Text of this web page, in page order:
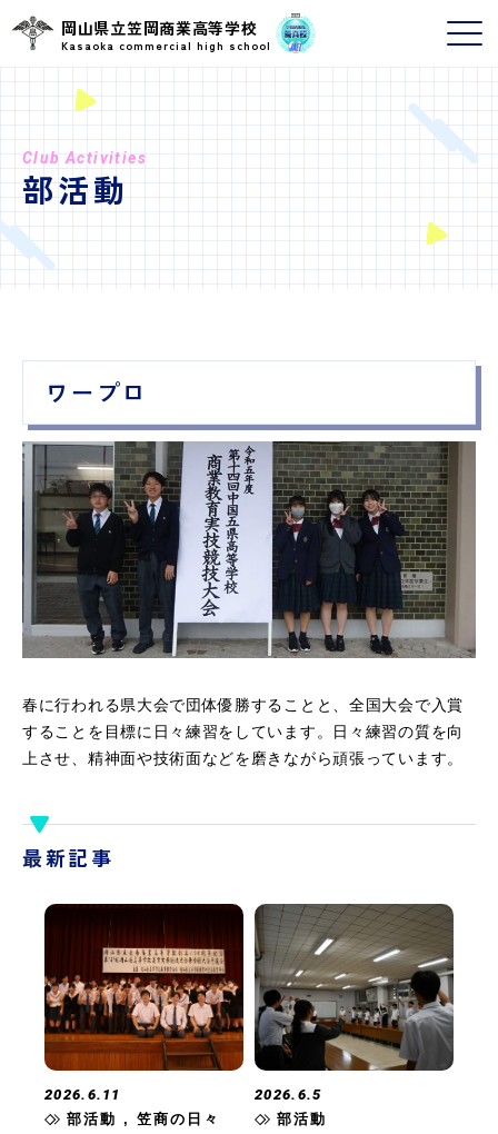
岡山県立笠岡商業高等学校
Kasaoka commercial high school
Club Activities
部活動
ワープロ
春に行われる県大会で団体優勝することと、全国大会で入賞
することを目標に日々練習をしています。日々練習の質を向
上させ、精神面や技術面などを磨きながら頑張っています。
最新記事
2026.6.11
部活動 , 笠商の日々
2026.6.5
部活動